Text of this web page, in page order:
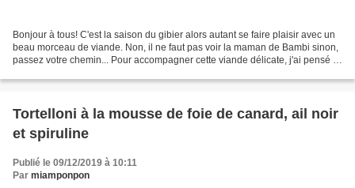
Bonjour à tous! C'est la saison du gibier alors autant se faire plaisir avec un
beau morceau de viande. Non, il ne faut pas voir la maman de Bambi sinon,
passez votre chemin... Pour accompagner cette viande délicate, j'ai pensé à
Tortelloni à la mousse de foie de canard, ail noir
et spiruline
Publié le 09/12/2019 à 10:11
Par miamponpon